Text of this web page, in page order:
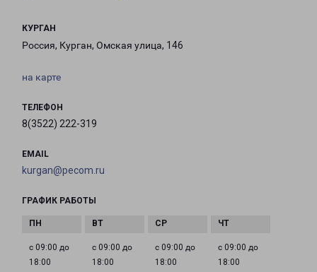
КУРГАН
Россия, Курган, Омская улица, 146
на карте
ТЕЛЕФОН
8(3522) 222-319
EMAIL
kurgan@pecom.ru
ГРАФИК РАБОТЫ
с 09:00 до
18:00
с 09:00 до
18:00
с 09:00 до
18:00
с 09:00 до
18:00